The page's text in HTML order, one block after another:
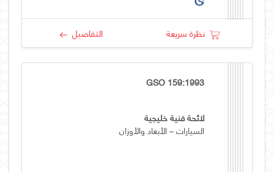
نظرة سريعة التفاصيل
GSO 159:1993
لائحة فنية خليجية
السيارات – الأبعاد والأوزان